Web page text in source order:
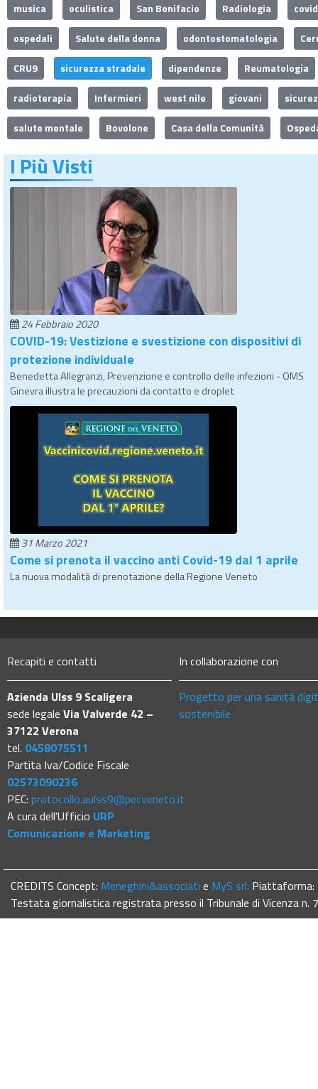
musica
oculistica San Bonifacio Radiologia
ospedali
Salute della donna odontostomatologia
CRU9
sicurezza stradale dipendenze
Reumatologia
radioterapia
Infermieri west nile giovani
salute mentale
Bovolone Casa della Comunità
I Più Visti
24 Febbraio 2020
COVID-19: Vestizione e svestizione con dispositivi di
protezione individuale
Benedetta Allegranzi, Prevenzione e controllo delle infezioni - OMS
Ginevra illustra le precauzioni da contatto e droplet
31 Marzo 2021
Come si prenota il vaccino anti Covid-19 dal 1 aprile
La nuova modalità di prenotazione della Regione Veneto
Recapiti e contatti
Azienda Ulss 9 Scaligera
sede legale Via Valverde 42 –
37122 Verona
tel. 0458075511
Partita Iva/Codice Fiscale
02573090236
PEC: protocollo.aulss9@pecveneto.it
A cura dell'Ufficio URP
Comunicazione e Marketing
In collaborazione con
Progetto per una sanità
sostenibile
CREDITS Concept: Meneghini&associati e MyS srl. Piattaforma:
Testata giornalistica registrata presso il Tribunale di Vicenza n.